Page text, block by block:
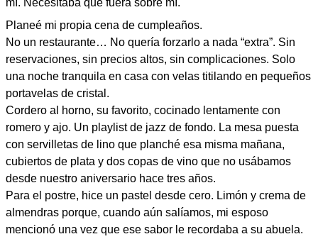
Planeé mi propia cena de cumpleaños.
No un restaurante… No quería forzarlo a nada “extra”. Sin
reservaciones, sin precios altos, sin complicaciones. Solo
una noche tranquila en casa con velas titilando en pequeños
portavelas de cristal.
Cordero al horno, su favorito, cocinado lentamente con
romero y ajo. Un playlist de jazz de fondo. La mesa puesta
con servilletas de lino que planché esa misma mañana,
cubiertos de plata y dos copas de vino que no usábamos
desde nuestro aniversario hace tres años.
Para el postre, hice un pastel desde cero. Limón y crema de
almendras porque, cuando aún salíamos, mi esposo
mencionó una vez que ese sabor le recordaba a su abuela.